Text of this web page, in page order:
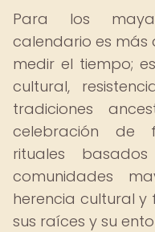
Para los
calendario es
medir el tiempo;
cultural,
tradiciones
celebración de
rituales
comunidades
herencia cultural y
sus raíces y su